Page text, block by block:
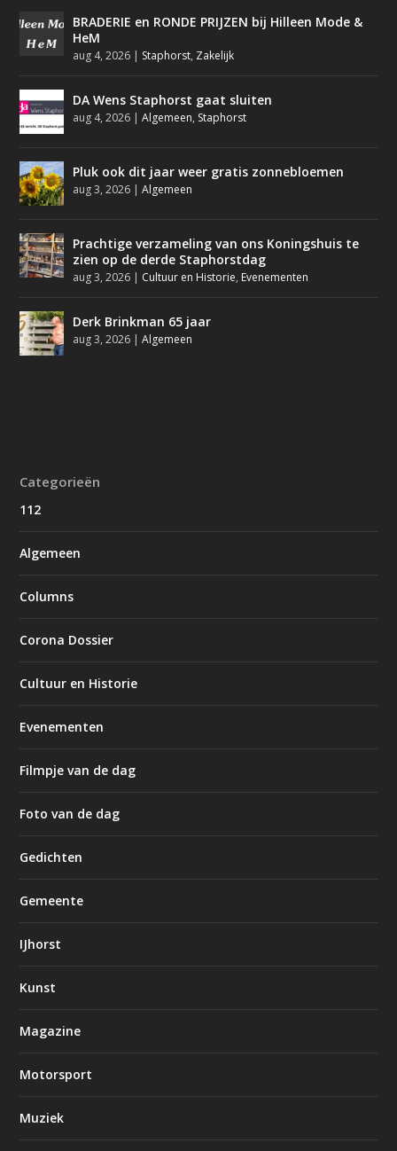
BRADERIE en RONDE PRIJZEN bij Hilleen Mode &
HeM
aug 4, 2026 | Staphorst, Zakelijk
DA Wens Staphorst gaat sluiten
aug 4, 2026 |Algemeen, Staphorst
Pluk ook dit jaar weer gratis zonnebloemen
aug 3, 2026 |Algemeen
Prachtige verzameling van ons Koningshuis te
zien op de derde Staphorstdag
aug 3, 2026 | Cultuur en Historie, Evenementen
Derk Brinkman 65 jaar
aug 3, 2026 |Algemeen
Categorieën
112
Algemeen
Columns
Corona Dossier
Cultuur en Historie
Evenementen
Filmpje van de dag
Foto van de dag
Gedichten
Gemeente
IJhorst
Kunst
Magazine
Motorsport
Muziek